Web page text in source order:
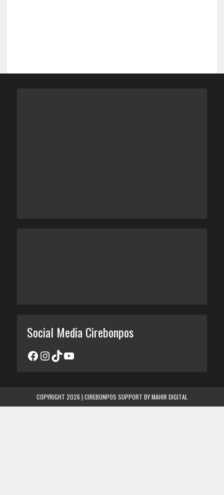
Social Media Cirebonpos
COPYRIGHT 2026 | CIREBONPOS SUPPORT BYMAHIR DIGITAL